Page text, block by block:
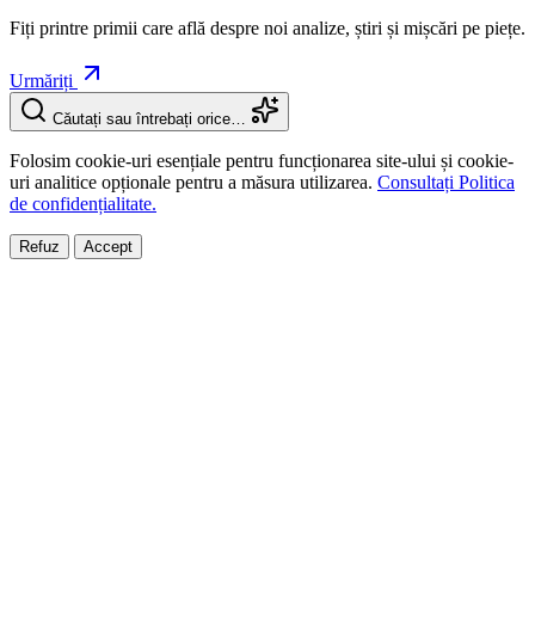
Fiți printre primii care află despre noi analize, știri și mișcări pe piețe.
Urmăriți
Căutați sau întrebați orice…
Folosim cookie-uri esențiale pentru funcționarea site-ului și cookie-
uri analitice opționale pentru a măsura utilizarea. Consultați Politica
de confidențialitate.
Refuz Accept